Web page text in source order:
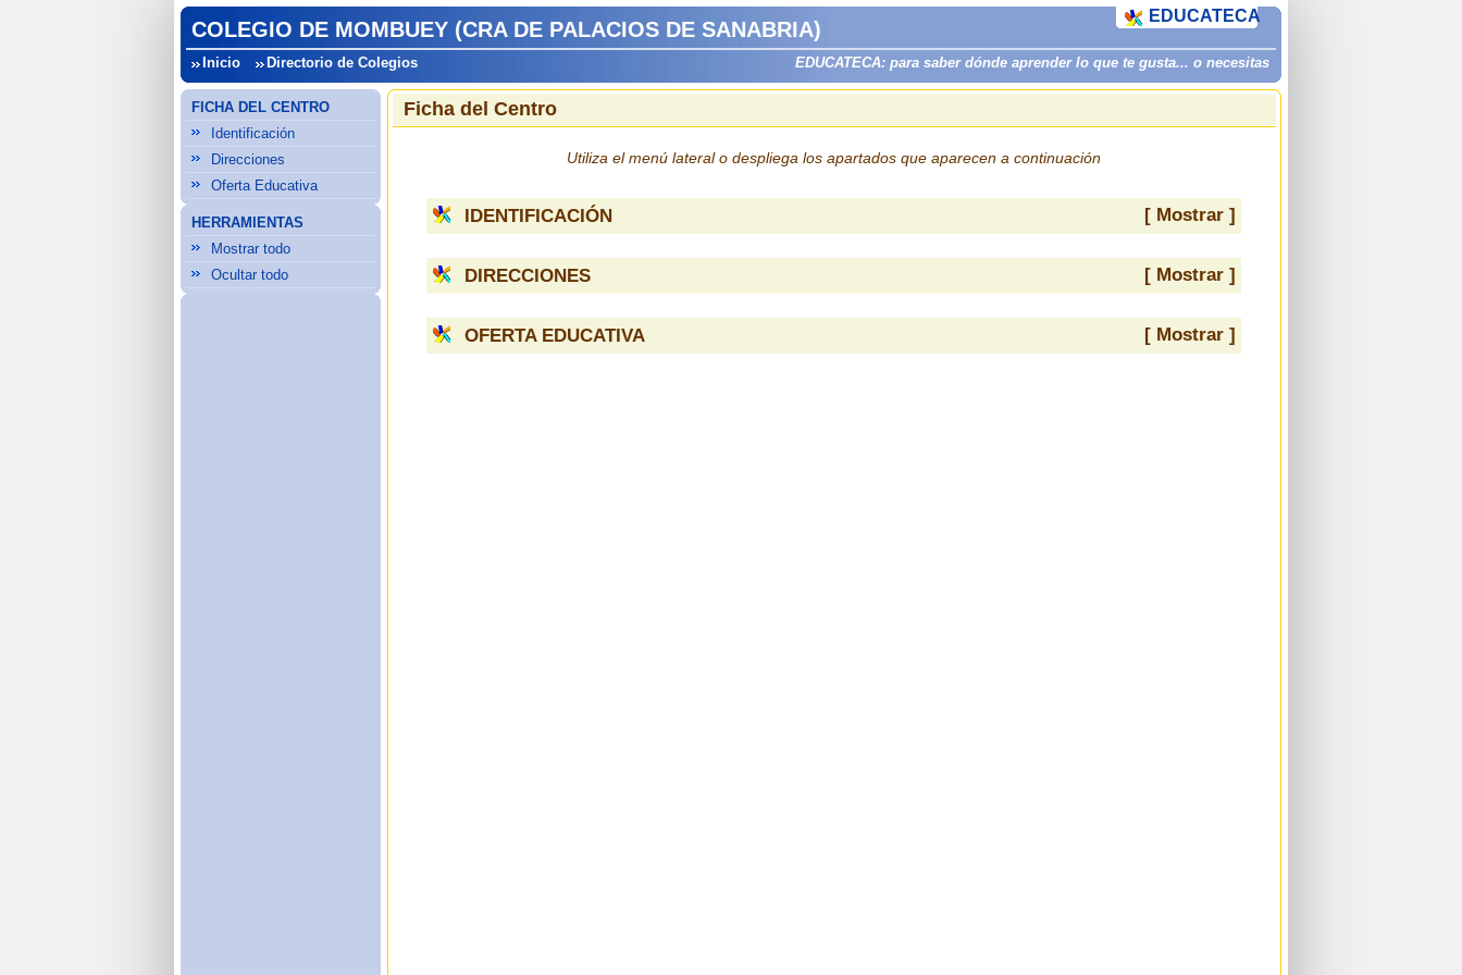
COLEGIO DE MOMBUEY (CRA DE PALACIOS DE SANABRIA)
Inicio Directorio de Colegios EDUCATECA: para saber dónde aprender lo que te gusta... o necesitas
EDUCATECA
FICHA DEL CENTRO
Identificación
Direcciones
Oferta Educativa
HERRAMIENTAS
Mostrar todo
Ocultar todo
Ficha del Centro
Utiliza el menú lateral o despliega los apartados que aparecen a continuación
IDENTIFICACIÓN [ Mostrar ]
DIRECCIONES [ Mostrar ]
OFERTA EDUCATIVA [ Mostrar ]